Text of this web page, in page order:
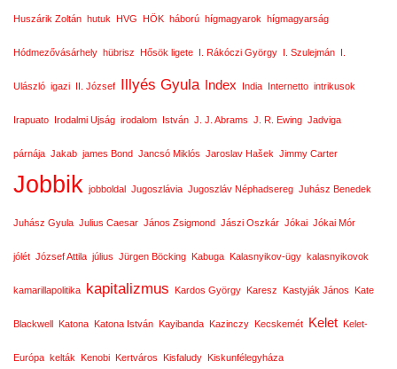
Huszárik Zoltán hutuk HVG HÖK háború hígmagyarok hígmagyarság
Hódmezővásárhely hübrisz Hősök ligete I. Rákóczi György I. Szulejmán
Ulászló igazi II. József Illyés Gyula Index India Internetto intrikusok
Irapuato Irodalmi Ujság irodalom István J. J. Abrams J. R. Ewing Jadviga
párnája Jakab james Bond Jancsó Miklós Jaroslav Hašek Jimmy Carter
Jobbik jobboldal Jugoszlávia Jugoszláv Néphadsereg Juhász Benedek
Juhász Gyula Julius Caesar János Zsigmond Jászi Oszkár Jókai Jókai Mór
jólét József Attila július Jürgen Böcking Kabuga Kalasnyikov-ügy kalasnyikovok
kamarillapolitika kapitalizmus Kardos György Karesz Kastyják János Kate
Blackwell Katona Katona István Kayibanda Kazinczy Kecskemét Kelet Kelet-
Európa kelták Kenobi Kertváros Kisfaludy Kiskunfélegyháza